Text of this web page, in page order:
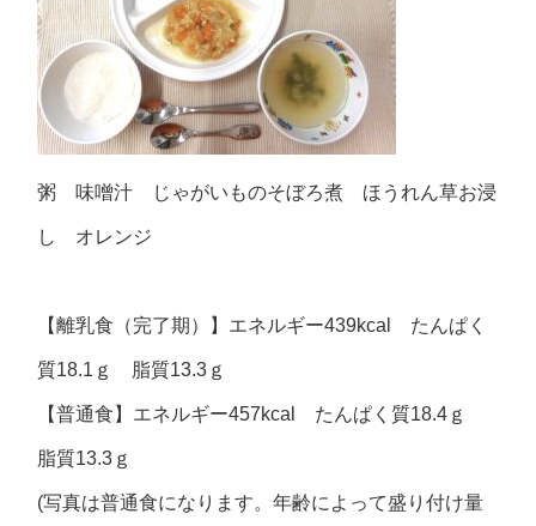
粥 味噌汁 じゃがいものそぼろ煮 ほうれん草お浸
し オレンジ
【離乳食（完了期）】エネルギー439kcal たんぱく
質18.1ｇ 脂質13.3ｇ
【普通食】エネルギー457kcal たんぱく質18.4ｇ
脂質13.3ｇ
(写真は普通食になります。年齢によって盛り付け量